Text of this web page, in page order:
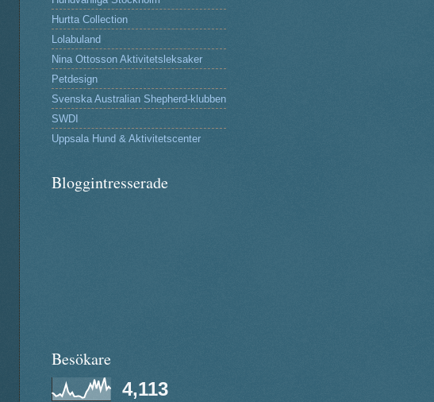
Hurtta Collection
Lolabuland
Nina Ottosson Aktivitetsleksaker
Petdesign
Svenska Australian Shepherd-klubben
SWDI
Uppsala Hund & Aktivitetscenter
Bloggintresserade
Besökare
4,113